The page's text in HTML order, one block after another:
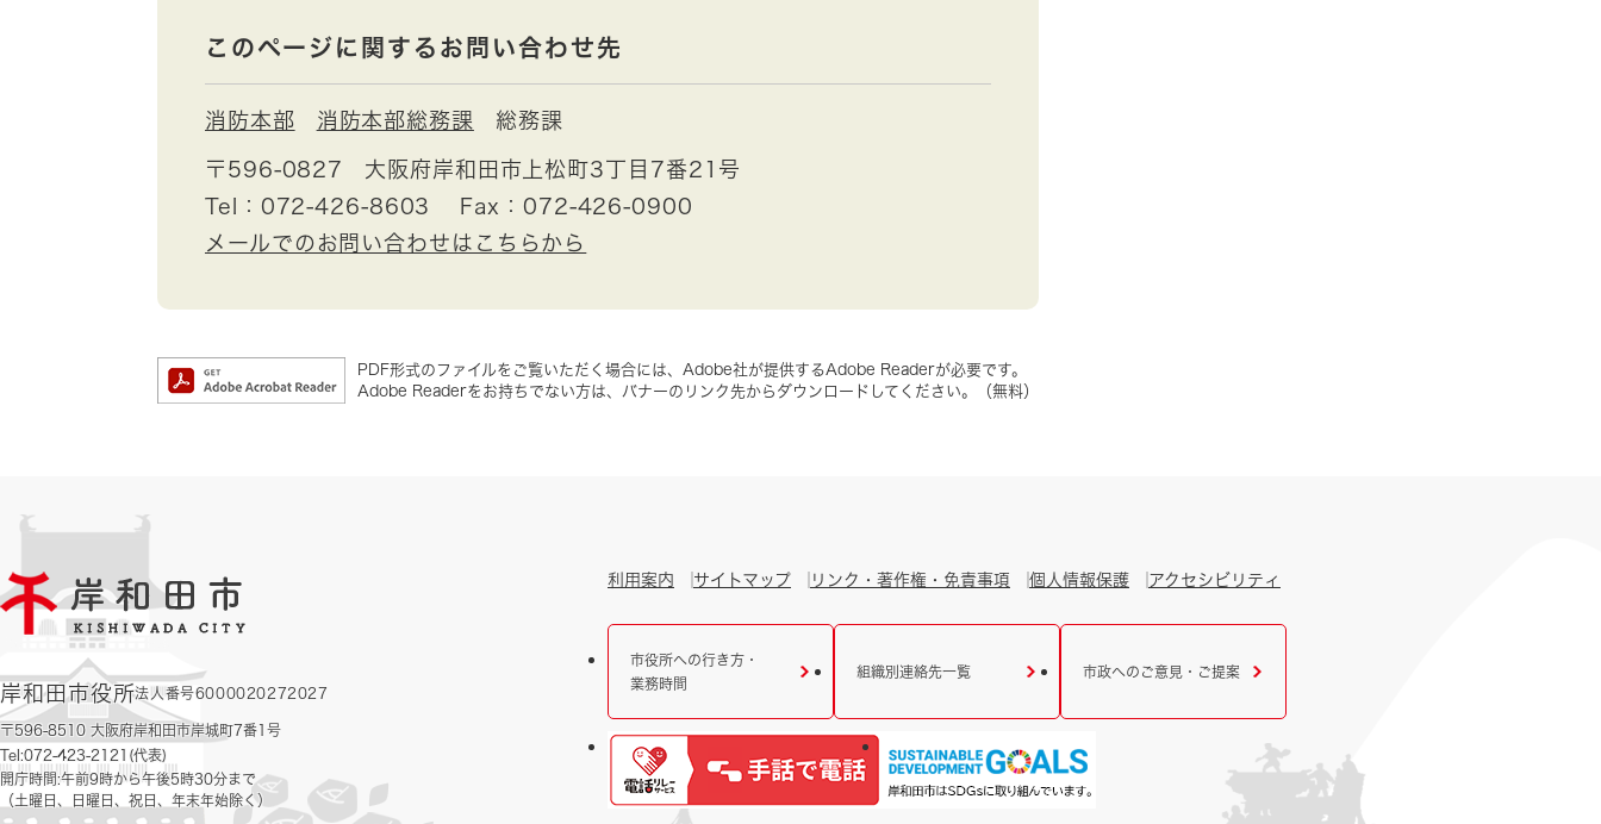
このページに関するお問い合わせ先
消防本部 消防本部総務課 総務課
〒596-0827
大阪府岸和田市上松町3丁目7番21号
Tel：072-426-8603
Fax：072-426-0900
メールでのお問い合わせはこちらから
PDF形式のファイルをご覧いただく場合には、Adobe社が提供するAdobe Readerが必要です。
Adobe Readerをお持ちでない方は、バナーのリンク先からダウンロードしてください。（無料）
岸和田市役所法人番号6000020272027
〒596-8510 大阪府岸和田市岸城町7番1号
Tel:072-423-2121(代表)
開庁時間:午前9時から午後5時30分まで
（土曜日、日曜日、祝日、年末年始除く）
利用案内 サイトマップ リンク・著作権・免責事項 個人情報保護 アクセシビリティ
市役所への行き方・
業務時間
組織別連絡先一覧 市政へのご意見・ご提案